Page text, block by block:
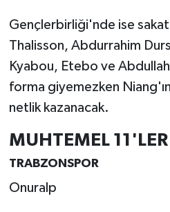
Gençlerbirliği'nde ise
Thalisson, Abdurrahim
Kyabou, Etebo ve
forma giyemezken
netlik kazanacak.
MUHTEMEL 11'LER
TRABZONSPOR
Onuralp